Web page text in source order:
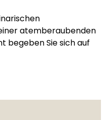
atemberaubenden
begeben Sie sich auf